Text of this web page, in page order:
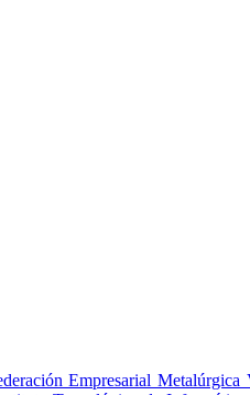
Empresarial Metalúrgica